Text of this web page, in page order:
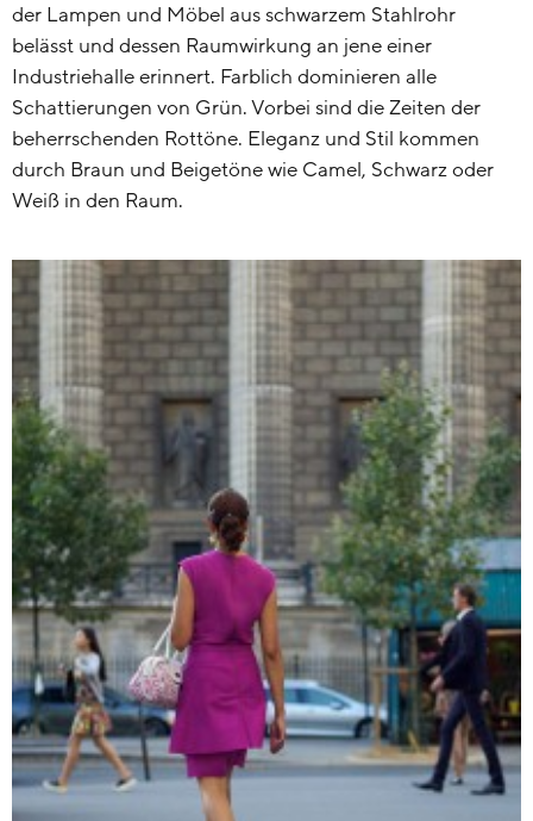
der Lampen und Möbel aus schwarzem Stahlrohr
belässt und dessen Raumwirkung an jene einer
Industriehalle erinnert. Farblich dominieren alle
Schattierungen von Grün. Vorbei sind die Zeiten der
beherrschenden Rottöne. Eleganz und Stil kommen
durch Braun und Beigetöne wie Camel, Schwarz oder
Weiß in den Raum.